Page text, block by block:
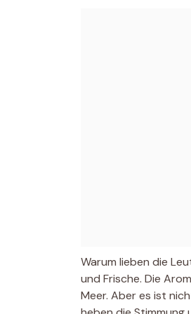
Warum lieben die
und Frische. Die
Meer. Aber es ist